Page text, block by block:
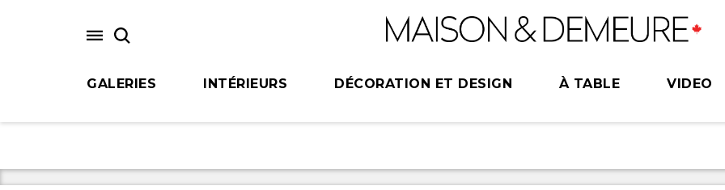
GALERIES INTÉRIEURS DÉCORATION ET DESIGN À TABLE VIDEO